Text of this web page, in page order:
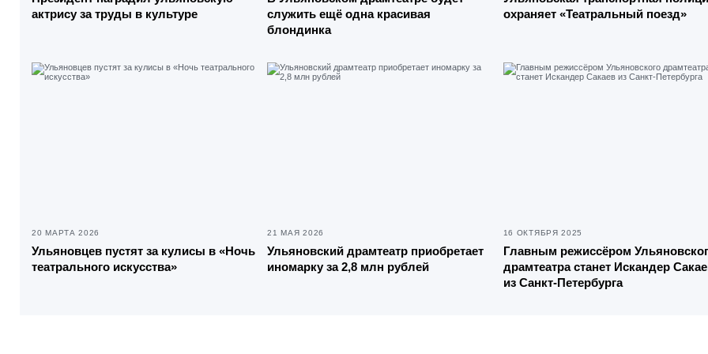
актрису за труды в культуре
служить ещё одна красивая
блондинка
охраняет «Театральный поезд»
20 МАРТА 2026
Ульяновцев пустят за кулисы в «Ночь
театрального искусства»
21 МАЯ 2026
Ульяновский драмтеатр приобретает
иномарку за 2,8 млн рублей
16 ОКТЯБРЯ 2025
Главным режиссёром
драмтеатра станет Искандер
из Санкт-Петербурга